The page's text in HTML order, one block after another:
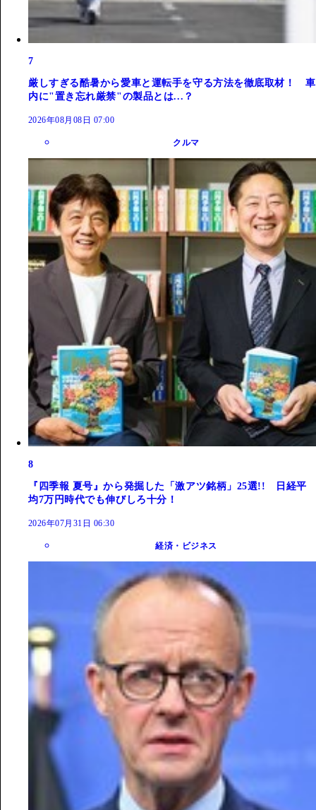
7
厳しすぎる酷暑から愛車と運転手を守る方法を徹底取材！ 車
内に"置き忘れ厳禁"の製品とは...？
2026年08月08日 07:00
クルマ
8
『四季報 夏号』から発掘した「激アツ銘柄」25選!! 日経平
均7万円時代でも伸びしろ十分！
2026年07月31日 06:30
経済・ビジネス